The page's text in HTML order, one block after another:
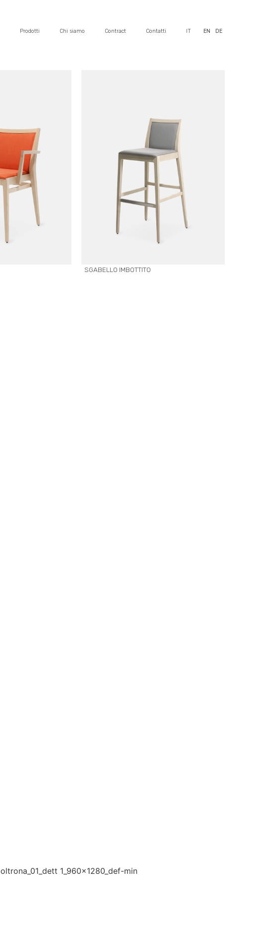
Prodotti Chi siamo Contract Contatti IT EN DE
SGABELLO IMBOTTITO